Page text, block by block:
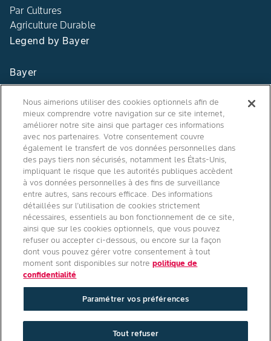
Par Cultures
Agriculture Durable
Legend by Bayer
Bayer
Contact
Qui sommes nous ?
Agro Bayer
France
Suivez-nous
Conditions générales d'utilisation
Politique de confidentialité site
Politique de confidentialité applications mobiles
Nous aimerions utiliser des cookies optionnels afin de
mieux comprendre votre navigation sur ce site internet,
améliorer notre site ainsi que partager ces informations
avec nos partenaires. Votre consentement couvre
également le transfert de vos données personnelles dans
des pays tiers non sécurisés, notamment les États-Unis,
impliquant le risque que les autorités publiques accèdent
à vos données personnelles à des fins de surveillance
entre autres, sans recours efficace. Des informations
détaillées sur l’utilisation de cookies strictement
nécessaires, essentiels au bon fonctionnement de ce site,
ainsi que sur les cookies optionnels, que vous pouvez
refuser ou accepter ci-dessous, ou encore sur la façon
dont vous pouvez gérer votre consentement à tout
moment sont disponibles sur notrepolitique de
confidentialité
Paramétrer vos préférences
Tout refuser